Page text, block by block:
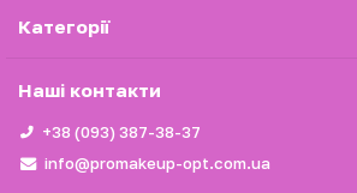
Категорії
Наші контакти
+38 (093) 387-38-37
info@promakeup-opt.com.ua